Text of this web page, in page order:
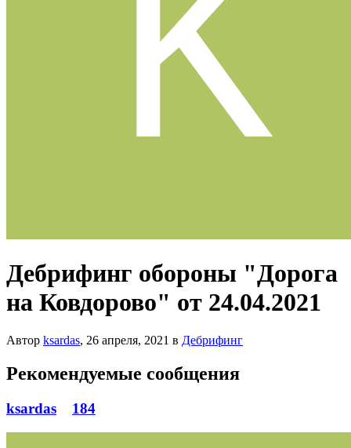
Дебрифинг обороны "Дорога
на Ковдорово" от 24.04.2021
Автор ksardas, 26 апреля, 2021 в Дебрифинг
Рекомендуемые сообщения
ksardas 184